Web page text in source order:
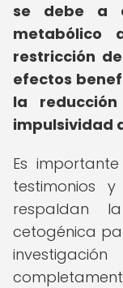
se debe a
metabólico
restricción
efectos
la
impulsividad
Es
testimonios
respaldan
cetogénica